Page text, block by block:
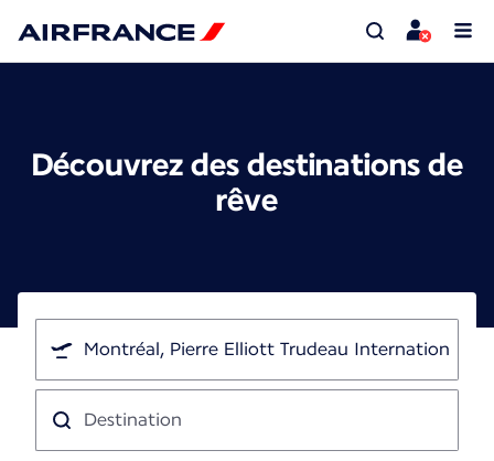
Découvrez des destinations de
rêve
Je
pars
de
Destination